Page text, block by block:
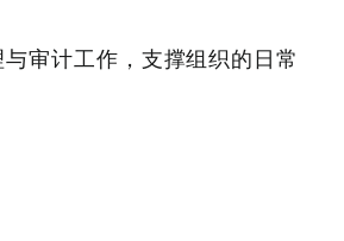
审计工作，支撑组织的日常